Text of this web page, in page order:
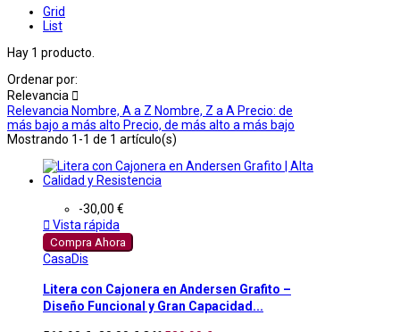
Grid
List
Hay 1 producto.
Ordenar por:
Relevancia 
Relevancia Nombre, A a Z Nombre, Z a A Precio: de
más bajo a más alto Precio, de más alto a más bajo
Mostrando 1-1 de 1 artículo(s)
-30,00 €
 Vista rápida
Compra Ahora
CasaDis
Litera con Cajonera en Andersen Grafito –
Diseño Funcional y Gran Capacidad...